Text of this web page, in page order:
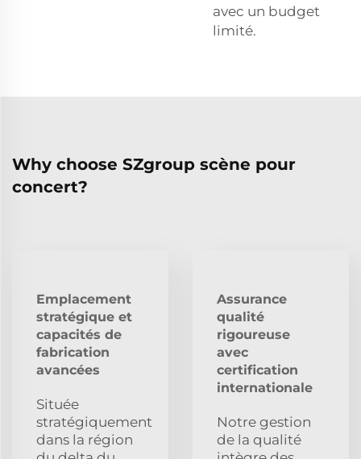
avec un budget
limité.
Why choose SZgroup scène pour
concert?
Emplacement
stratégique et
capacités de
fabrication
avancées
Située
stratégiquement
dans la région
Assurance
qualité
rigoureuse
avec
certification
internationale
Notre gestion
de la qualité